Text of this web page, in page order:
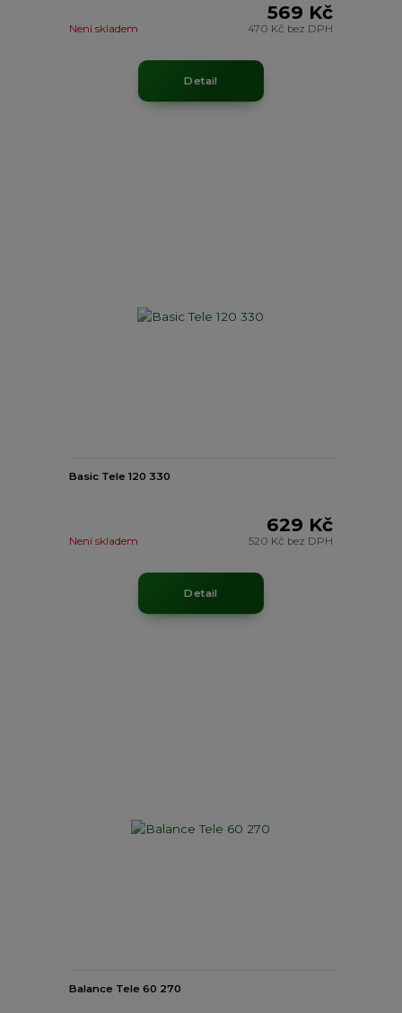
569 Kč
470 Kč bez DPH
Není skladem
Detail
Basic Tele 120 330
629 Kč
520 Kč bez DPH
Není skladem
Detail
Balance Tele 60 270